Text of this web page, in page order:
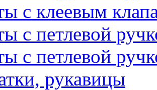
с клеевым
с петлевой
с петлевой
рукавицы